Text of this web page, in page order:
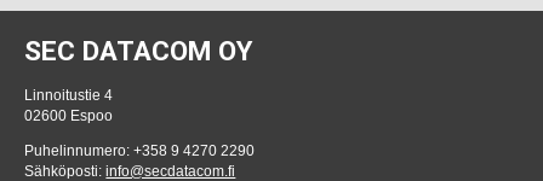
SEC DATACOM OY
Linnoitustie 4
02600 Espoo
Puhelinnumero: +358 9 4270 2290
Sähköposti:info@secdatacom.fi